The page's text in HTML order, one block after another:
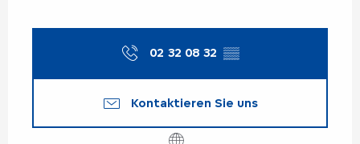
02 32 08 32 ▒▒
Kontaktieren Sie uns